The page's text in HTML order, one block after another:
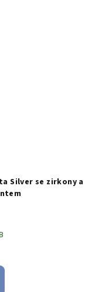
Silver se zirkony a